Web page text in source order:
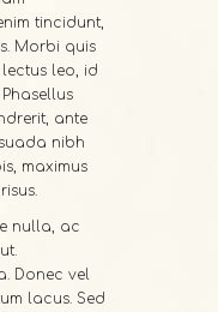
tincidunt,
Morbi quis
leo, id
ante
nibh
maximus
nulla, ac
Donec vel
lacus. Sed